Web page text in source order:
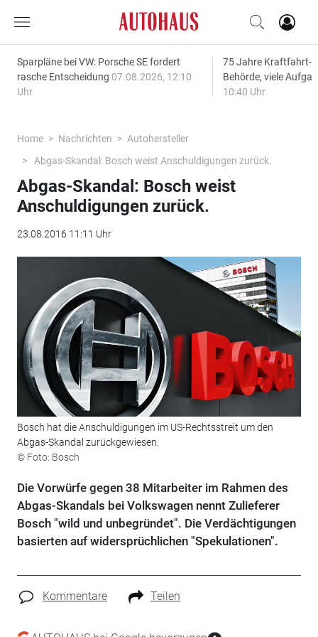
Sparpläne bei VW: Porsche SE fordert
rasche Entscheidung 07.08.2026, 12:10
Uhr
75 Jahre Kraftfahrt-
Behörde, viele
10:40 Uhr
Home Nachrichten
Autohersteller
Abgas-Skandal: Bosch weist Anschuldigungen zurück.
Abgas-Skandal: Bosch weist
Anschuldigungen zurück.
23.08.2016 11:11 Uhr
Bosch hat die Anschuldigungen im US-Rechtsstreit um den
Abgas-Skandal zurückgewiesen.
© Foto: Bosch
Die Vorwürfe gegen 38 Mitarbeiter im Rahmen des
Abgas-Skandals bei Volkswagen nennt Zulieferer
Bosch "wild und unbegründet". Die Verdächtigungen
basierten auf widersprüchlichen "Spekulationen".
Kommentare Teilen